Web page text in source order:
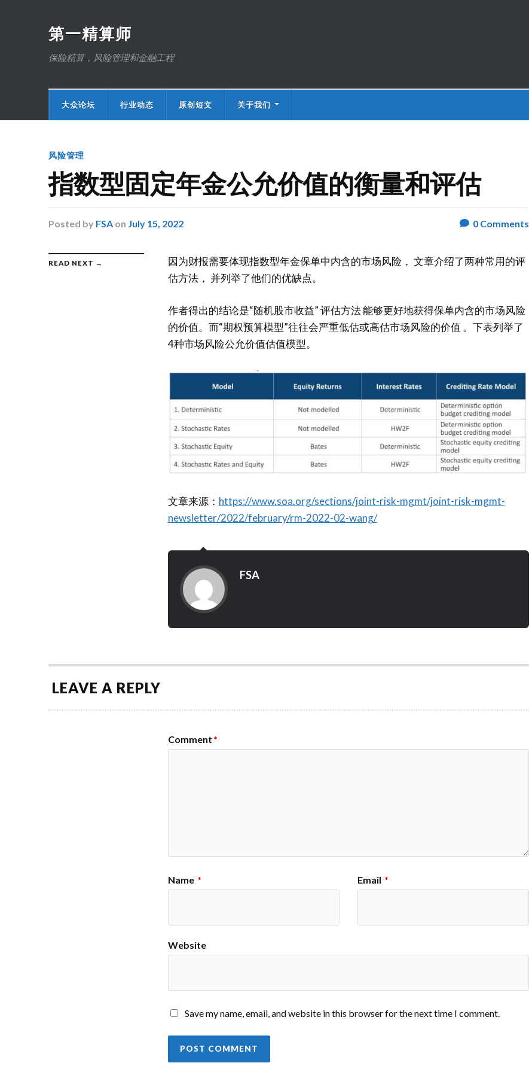
第一精算师
保险精算，风险管理和金融工程
大众论坛 行业动态 原创短文 关于我们
风险管理
指数型固定年金公允价值的衡量和评估
Posted by FSA on July 15, 2022 0Comments
READ NEXT →
因为财报需要体现指数型年金保单中内含的市场风险， 文章介绍了两种常用的评
估方法， 并列举了他们的优缺点。
作者得出的结论是“随机股市收益” 评估方法 能够更好地获得保单内含的市场风险
的价值。而“期权预算模型”往往会严重低估或高估市场风险的价值 。下表列举了
4种市场风险公允价值估值模型。
文章来源： https://www.soa.org/sections/joint-risk-mgmt/joint-risk-mgmt-
newsletter/2022/february/rm-2022-02-wang/
FSA
LEAVE A REPLY
Comment *
Name * Email *
Website
Save my name, email, and website in this browser for the next time I comment.